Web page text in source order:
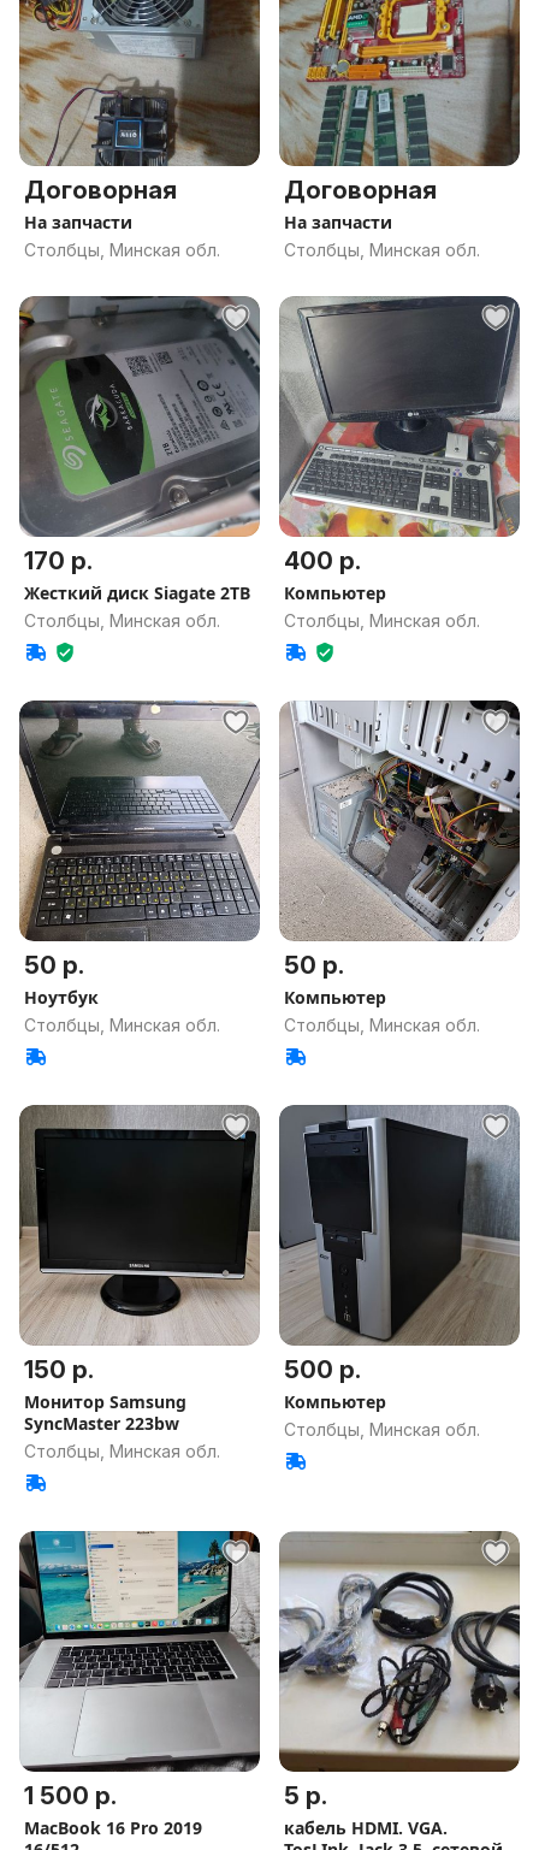
Договорная
На запчасти
Столбцы, Минская обл.
Договорная
На запчасти
Столбцы, Минская обл.
170 р.
Жесткий диск Siagate 2TB
Столбцы, Минская обл.
400 р.
Компьютер
Столбцы, Минская обл.
50 р.
Ноутбук
Столбцы, Минская обл.
50 р.
Компьютер
Столбцы, Минская обл.
150 р.
Монитор Samsung
SyncMaster 223bw
Столбцы, Минская обл.
500 р.
Компьютер
Столбцы, Минская обл.
1 500 р.
MacBook 16 Pro 2019
5 р.
кабель HDMI. VGA.